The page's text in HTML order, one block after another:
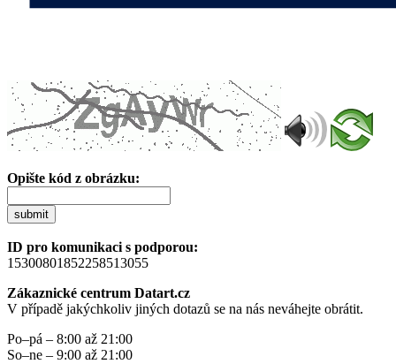
Opište kód z obrázku:
submit
ID pro komunikaci s podporou:
15300801852258513055
Zákaznické centrum Datart.cz
V případě jakýchkoliv jiných dotazů se na nás neváhejte obrátit.
Po–pá – 8:00 až 21:00
So–ne – 9:00 až 21:00